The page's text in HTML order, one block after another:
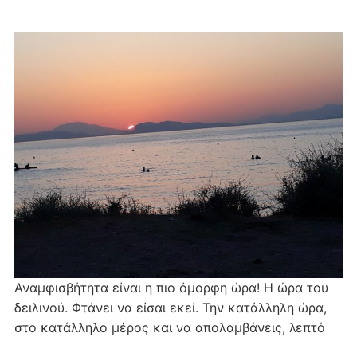
Αναμφισβήτητα είναι η πιο όμορφη ώρα! Η ώρα του
δειλινού. Φτάνει να είσαι εκεί. Την κατάλληλη ώρα,
στο κατάλληλο μέρος και να απολαμβάνεις, λεπτό